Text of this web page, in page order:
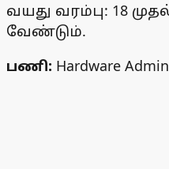
வயது வரம்பு: 18
வேண்டும்.
பணி: Hardware